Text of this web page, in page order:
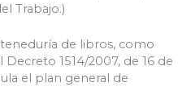
Trabajo.)
de libros, como
Decreto 1514/2007, de 16 de
el plan general de